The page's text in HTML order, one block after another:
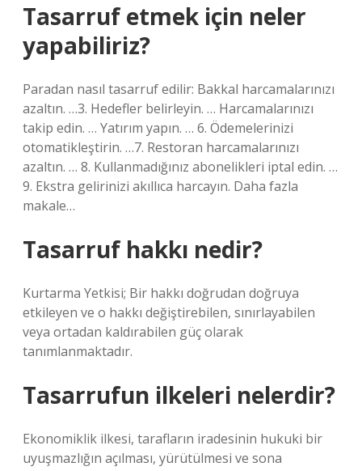
Tasarruf etmek için neler
yapabiliriz?
Paradan nasıl tasarruf edilir: Bakkal harcamalarınızı
azaltın. …3. Hedefler belirleyin. … Harcamalarınızı
takip edin. … Yatırım yapın. … 6. Ödemelerinizi
otomatikleştirin. …7. Restoran harcamalarınızı
azaltın. … 8. Kullanmadığınız abonelikleri iptal edin. …
9. Ekstra gelirinizi akıllıca harcayın. Daha fazla
makale…
Tasarruf hakkı nedir?
Kurtarma Yetkisi; Bir hakkı doğrudan doğruya
etkileyen ve o hakkı değiştirebilen, sınırlayabilen
veya ortadan kaldırabilen güç olarak
tanımlanmaktadır.
Tasarrufun ilkeleri nelerdir?
Ekonomiklik ilkesi, tarafların iradesinin hukuki bir
uyuşmazlığın açılması, yürütülmesi ve sona